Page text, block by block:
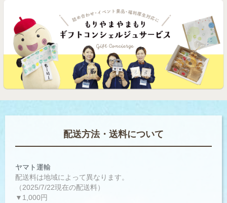
配送方法・送料について
ヤマト運輸
配送料は地域によって異なります。
（2025/7/22現在の配送料）
▼1,000円